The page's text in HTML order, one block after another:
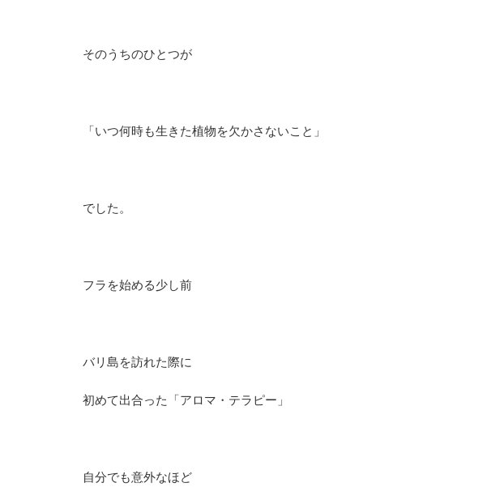
そのうちのひとつが
「いつ何時も生きた植物を欠かさないこと」
でした。
フラを始める少し前
バリ島を訪れた際に
初めて出合った「アロマ・テラピー」
自分でも意外なほど